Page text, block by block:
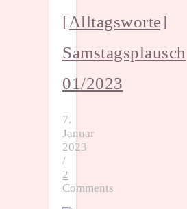
[Alltagsworte]
Samstagsplausch
01/2023
7.
Januar
2023
/
2
Comments